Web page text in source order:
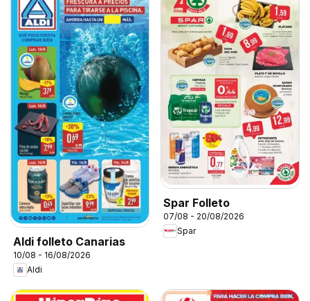
Aldi folleto Canarias
10/08 - 16/08/2026
Aldi
Spar Folleto
07/08 - 20/08/2026
Spar